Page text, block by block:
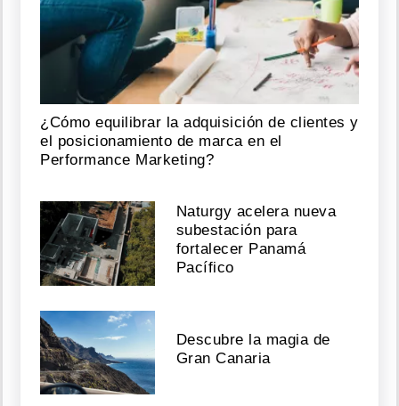
¿Cómo equilibrar la adquisición de clientes y
el posicionamiento de marca en el
Performance Marketing?
Naturgy acelera nueva
subestación para
fortalecer Panamá
Pacífico
Descubre la magia de
Gran Canaria